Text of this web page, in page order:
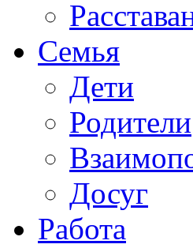
Семья
Дети
Родители
Досуг
Работа